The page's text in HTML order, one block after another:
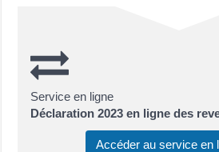
Service en ligne
Déclaration 2023 en ligne des
Accéder au service